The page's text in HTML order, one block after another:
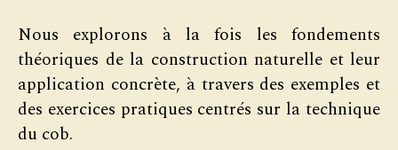
Nous explorons à la fois les fondements
théoriques de la construction naturelle et leur
application concrète, à travers des exemples et
des exercices pratiques centrés sur la technique
du cob.